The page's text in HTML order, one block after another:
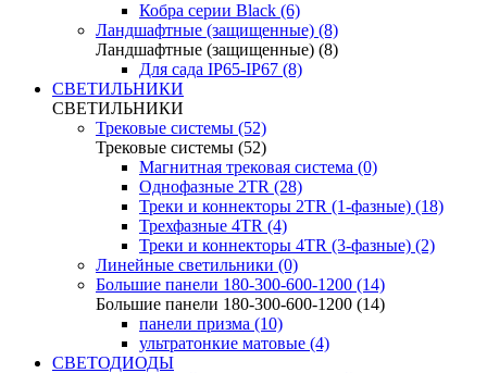
Кобра серии Black (6)
Ландшафтные (защищенные) (8)
Ландшафтные (защищенные) (8)
Для сада IP65-IP67 (8)
СВЕТИЛЬНИКИ
СВЕТИЛЬНИКИ
Трековые системы (52)
Трековые системы (52)
Магнитная трековая система (0)
Однофазные 2TR (28)
Треки и коннекторы 2TR (1-фазные) (18)
Трехфазные 4TR (4)
Треки и коннекторы 4TR (3-фазные) (2)
Линейные светильники (0)
Большие панели 180-300-600-1200 (14)
Большие панели 180-300-600-1200 (14)
панели призма (10)
ультратонкие матовые (4)
СВЕТОДИОДЫ